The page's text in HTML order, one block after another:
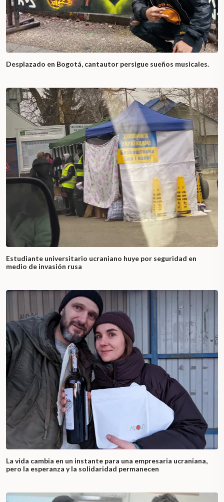
Desplazado en Bogotá, cantautor persigue sueños musicales.
Estudiante universitario ucraniano huye por seguridad en
medio de invasión rusa
La vida cambia en un instante para una empresaria ucraniana,
pero la esperanza y la solidaridad permanecen